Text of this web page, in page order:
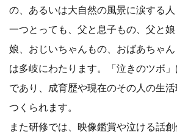
の、あるいは大自然の風景に涙する
一つとっても、父と息子もの、父と娘
娘、おじいちゃんもの、おばあちゃ
は多岐にわたります。「泣きのツボ
であり、成育歴や現在のその人の生
つくられます。
また研修では、映像鑑賞や泣ける話